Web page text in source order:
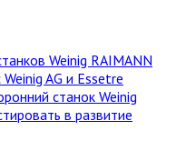
Weinig RAIMANN
Weinig AG и Essetre
станок Weinig
в развитие